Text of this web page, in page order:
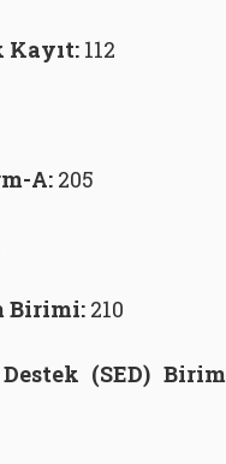
Kayıt: 112
A: 205
Birimi: 210
(SED)